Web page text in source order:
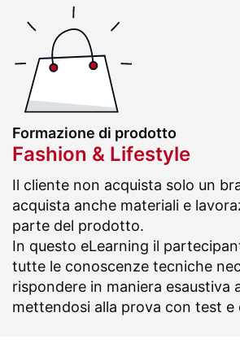
Formazione di prodotto
Fashion & Lifestyle
Il cliente non acquista solo un
acquista anche materiali e
parte del prodotto.
In questo eLearning il
tutte le conoscenze tecniche
rispondere in maniera esaustiva
mettendosi alla prova con test e